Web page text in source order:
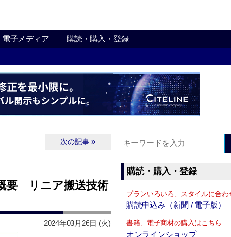
電子メディア 購読・購入・登録
次の記事 »
要 リニア搬送技術
2024年03月26日 (火)
購読・購入・登録
プランいろいろ、スタイルに合わ
購読申込み（新聞 / 電子版）
書籍、電子商材の購入はこちら
オンラインショップ